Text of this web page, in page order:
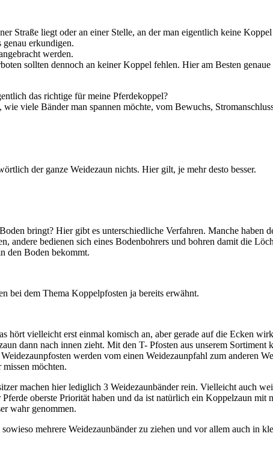
Straße liegt oder an einer Stelle, an der man eigentlich keine
erkundigen.
werden.
sollten dennoch an keiner Koppel fehlen. Hier am Besten
das richtige für meine Pferdekoppel?
viele Bänder man spannen möchte, vom Bewuchs,
der ganze Weidezaun nichts. Hier gilt, je mehr desto besser.
bringt? Hier gibt es unterschiedliche Verfahren. Manche haben
andere bedienen sich eines Bodenbohrers und bohren damit die
den Boden bekommt.
bei dem Thema Koppelpfosten ja bereits erwähnt.
hört vielleicht erst einmal komisch an, aber gerade auf die Ecken
dann nach innen zieht. Mit den T- Pfosten aus unserem Sortiment
werden vom einen Weidezaunpfahl zum anderen
möchten.
machen hier lediglich 3 Weidezaunbänder rein. Vielleicht auch
oberste Priorität haben und da ist natürlich ein Koppelzaun mit
wahr genommen.
mehrere Weidezaunbänder zu ziehen und vor allem auch in